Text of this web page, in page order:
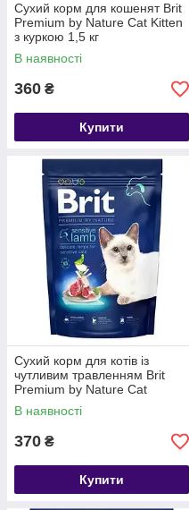
Сухий корм для кошенят Brit
Premium by Nature Cat Kitten
з куркою 1,5 кг
В наявності
360 ₴
Купити
Сухий корм для котів із
чутливим травленням Brit
Premium by Nature Cat
Sensitive (ягня) 1,5 кг
В наявності
370 ₴
Купити